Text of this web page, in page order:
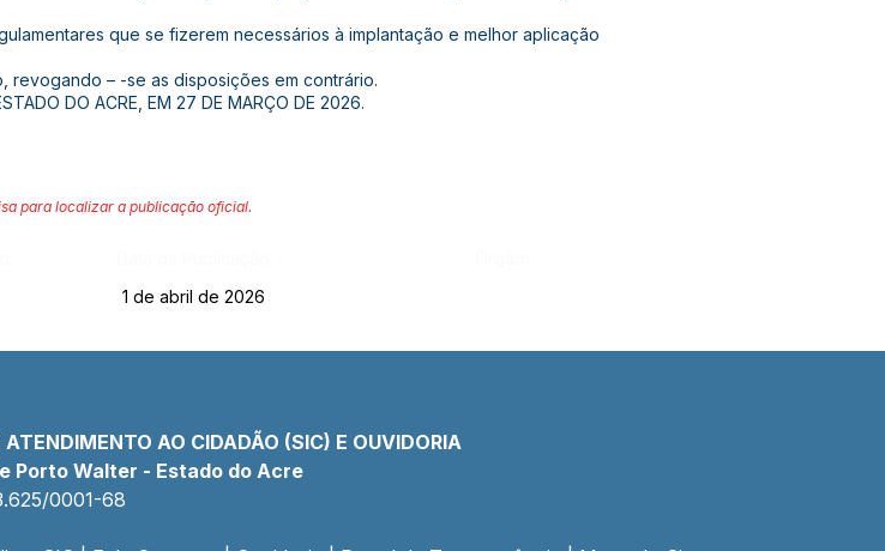
que se fizerem necessários à implantação e melhor aplicação
revogando – -se as disposições em contrário.
DO ACRE, EM 27 DE MARÇO DE 2026.
para localizar a publicação oficial.
1 de abril de 2026
ATENDIMENTO AO CIDADÃO (SIC) E OUVIDORIA
Porto Walter - Estado do Acre
0001-68